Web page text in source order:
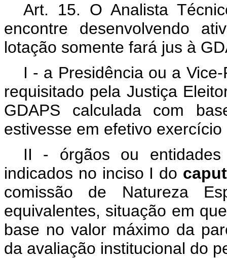
Art. 15. O Analista
encontre desenvolvendo
lotação somente fará jus à
I - a Presidência ou a
requisitado pela Justiça
GDAPS calculada com
estivesse em efetivo
II - órgãos ou
indicados no inciso I do
comissão de Natureza
equivalentes, situação em
base no valor máximo da
da avaliação institucional do